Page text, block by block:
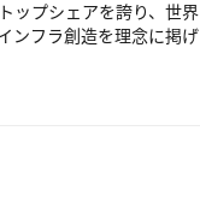
ップシェアを誇り、世界
ンフラ創造を理念に掲げ